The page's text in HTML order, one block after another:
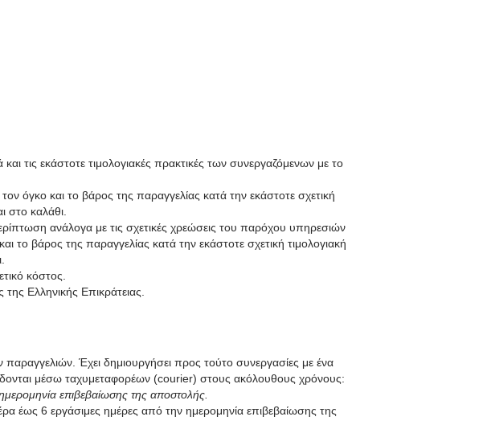
τις εκάστοτε τιμολογιακές πρακτικές των συνεργαζόμενων με το
και το βάρος της παραγγελίας κατά την εκάστοτε σχετική
στο καλάθι.
ανάλογα με τις σχετικές χρεώσεις του παρόχου υπηρεσιών
βάρος της παραγγελίας κατά την εκάστοτε σχετική τιμολογιακή
κόστος.
Ελληνικής Επικράτειας.
Έχει δημιουργήσει προς τούτο συνεργασίες με ένα
μέσω ταχυμεταφορέων (courier) στους ακόλουθους χρόνους:
επιβεβαίωσης της αποστολής.
έως 6 εργάσιμες ημέρες από την ημερομηνία επιβεβαίωσης της